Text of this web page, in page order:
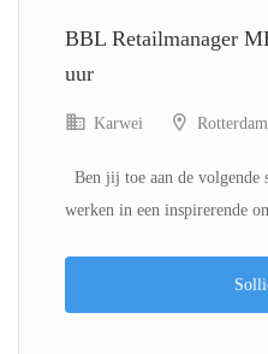
BBL Retailmanager
uur
Karwei Rotterdam
Ben jij toe aan de
werken in een inspirerende